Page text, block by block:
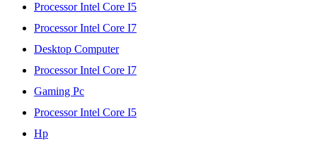
Processor Intel Core I5
Processor Intel Core I7
Desktop Computer
Processor Intel Core I7
Gaming Pc
Processor Intel Core I5
Hp